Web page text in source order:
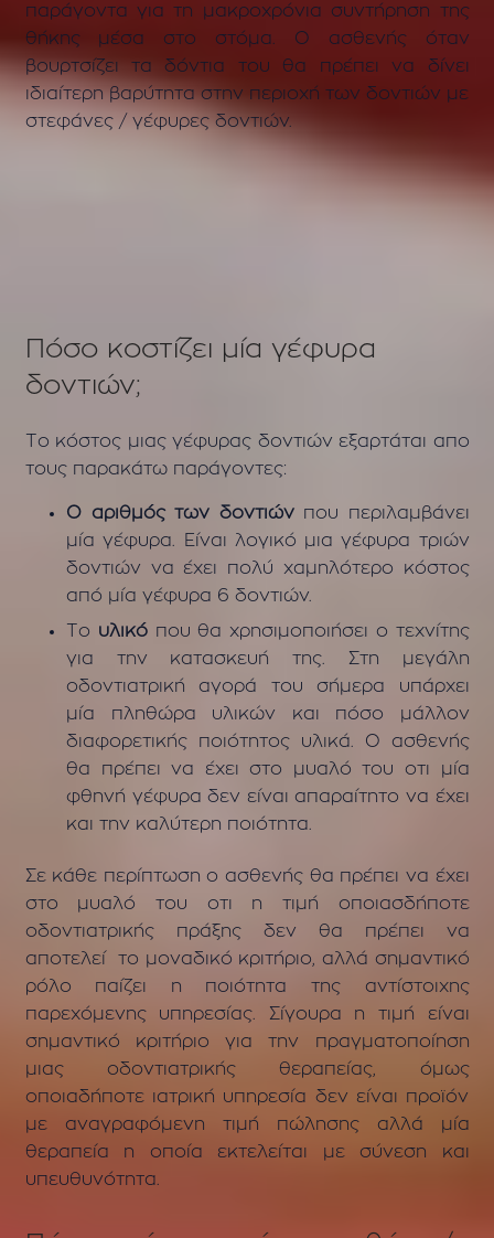
παράγοντα για τη μακροχρόνια συντήρηση της
θήκης μέσα στο στόμα. Ο ασθενής όταν
βουρτσίζει τα δόντια του θα πρέπει να δίνει
ιδιαίτερη βαρύτητα στην περιοχή των δοντιών με
στεφάνες / γέφυρες δοντιών.
Πόσο κοστίζει μία γέφυρα
δοντιών;
Το κόστος μιας γέφυρας δοντιών εξαρτάται απο
τους παρακάτω παράγοντες:
Ο αριθμός των δοντιώνπου περιλαμβάνει
μία γέφυρα. Είναι λογικό μια γέφυρα τριών
δοντιών να έχει πολύ χαμηλότερο κόστος
από μία γέφυρα 6 δοντιών.
Το υλικόπου θα χρησιμοποιήσει ο τεχνίτης
για την κατασκευή της. Στη μεγάλη
οδοντιατρική αγορά του σήμερα υπάρχει
μία πληθώρα υλικών και πόσο μάλλον
διαφορετικής ποιότητος υλικά. Ο ασθενής
θα πρέπει να έχει στο μυαλό του οτι μία
φθηνή γέφυρα δεν είναι απαραίτητο να έχει
και την καλύτερη ποιότητα.
Σε κάθε περίπτωση ο ασθενής θα πρέπει να έχει
στο μυαλό του οτι η τιμή οποιασδήποτε
οδοντιατρικής πράξης δεν θα πρέπει να
αποτελεί το μοναδικό κριτήριο, αλλά σημαντικό
ρόλο παίζει η ποιότητα της αντίστοιχης
παρεχόμενης υπηρεσίας. Σίγουρα η τιμή είναι
σημαντικό κριτήριο για την πραγματοποίηση
μιας οδοντιατρικής θεραπείας, όμως
οποιαδήποτε ιατρική υπηρεσία δεν είναι προϊόν
με αναγραφόμενη τιμή πώλησης αλλά μία
θεραπεία η οποία εκτελείται με σύνεση και
υπευθυνότητα.